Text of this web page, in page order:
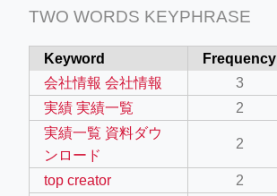
TWO WORDS KEYPHRASE
Keyword Frequency
会社情報 会社情報
3
実績 実績一覧
2
実績一覧 資料ダウ
ンロード
2
top creator 2